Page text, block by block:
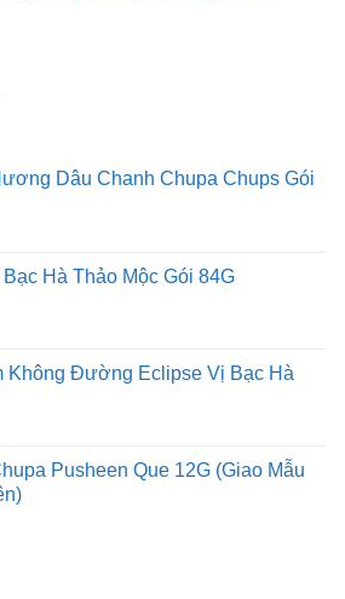
Dâu Chanh Chupa Chups Gói
Hà Thảo Mộc Gói 84G
Không Đường Eclipse Vị Bạc Hà
Pusheen Que 12G (Giao Mẫu